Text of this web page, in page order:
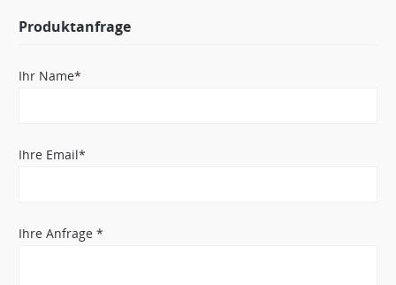
Produktanfrage
Ihr Name*
Ihre Email*
Ihre Anfrage *